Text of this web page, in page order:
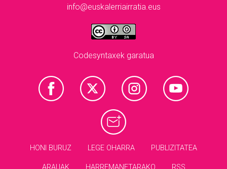
info@euskalerriairratia.eus
Codesyntaxek garatua
HONI BURUZ LEGE OHARRA PUBLIZITATEA